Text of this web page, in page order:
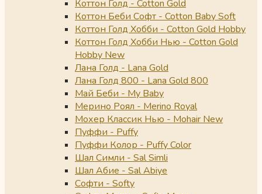
Коттон Голд - Cotton Gold
Коттон Беби Софт - Cotton Baby Soft
Коттон Голд Хобби - Cotton Gold Hobby
Коттон Голд Хобби Нью - Cotton Gold
Hobby New
Лана Голд - Lana Gold
Лана Голд 800 - Lana Gold 800
Май Беби - My Baby
Мерино Роял - Merino Royal
Мохер Классик Нью - Mohair New
Пуффи - Puffy
Пуффи Колор - Puffy Color
Шал Симли - Sal Simli
Шал Абие - Sal Abiye
Софти - Softy